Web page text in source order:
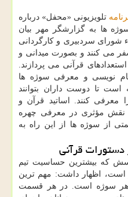
تلویزیونی «محفل» درباره
ها به گزارشگر مهر بیان
شورای سردبیری و کارگردانی
می کنند و بصورت میدانی و
قرآنی می پردازند.
نویسی و معرفی سوژه ها
است تا دوست داران بتوانند
معرفی کنند. اساتید قرآن و
نقش مؤثری در معرفی چهره
از سوژه ها از این راه به
دستورات قرآنی
که بیشترین حساسیت تیم
است، اظهار داشت: مهم ترین
هر سوژه است. در هر قسمت